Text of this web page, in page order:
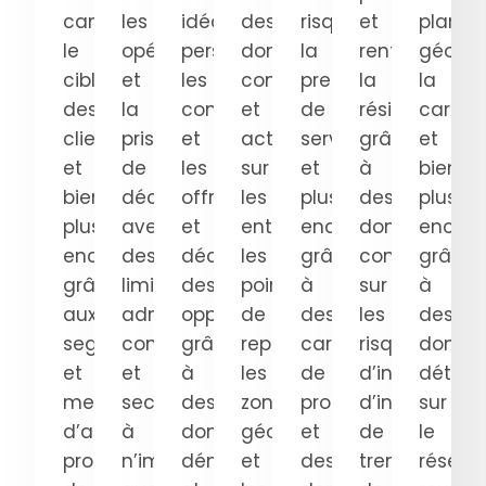
campagnes,
le
ciblage
des
clients
et
bien
plus
encore,
grâce
aux
segments
et
mesures
d’audience
programmatiques
les
opérations
et
la
prise
de
décision
avec
des
limites
administratives,
communautaires
et
sectorielles
à
n’importe
idéaux,
personnalisez
les
contacts
et
les
offres
et
découvrez
des
opportunités
grâce
à
des
données
démographiques
des
données
complètes
et
actuelles
sur
les
entreprises,
les
points
de
repère,
les
zones
géographiques
et
risque,
la
prestation
de
services
et
plus
encore
grâce
à
des
caractéristiques
de
propriété
et
des
et
renforcez
la
résilience
grâce
à
des
données
complètes
sur
les
risques
d’incendie,
d’inondation,
de
tremblement
la
et
bien
plus
encore
grâce
à
des
sur
le
réseau